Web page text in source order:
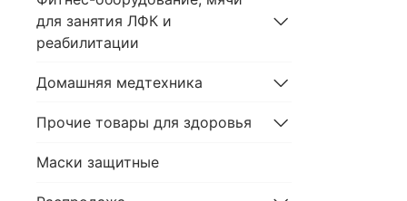
для занятия ЛФК и
реабилитации
Домашняя медтехника
Прочие товары для здоровья
Маски защитные